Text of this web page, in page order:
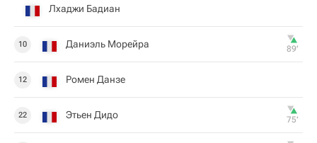
Лхаджи Бадиан
10 Даниэль Морейра 89‎’‎
12 Ромен Данзе
22 Этьен Дидо 75‎’‎